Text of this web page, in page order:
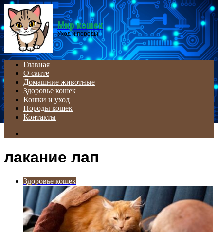
Menu
Мир кошек
Уход и породы
Главная
О сайте
Домашние животные
Здоровье кошек
Кошки и уход
Породы кошек
Контакты
лакание лап
Здоровье кошек